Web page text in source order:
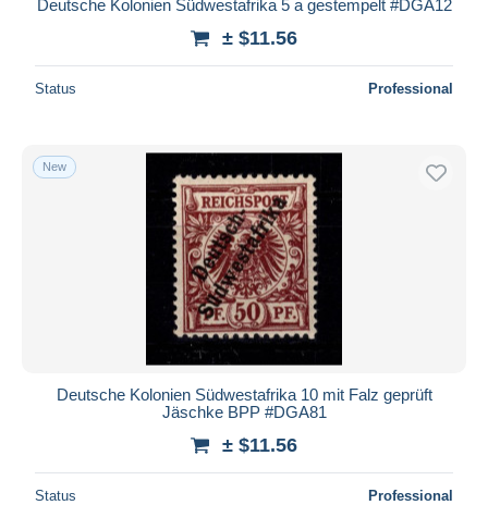
Deutsche Kolonien Südwestafrika 5 a gestempelt #DGA12
± $11.56
Status Professional
New
Deutsche Kolonien Südwestafrika 10 mit Falz geprüft
Jäschke BPP #DGA81
± $11.56
Status Professional